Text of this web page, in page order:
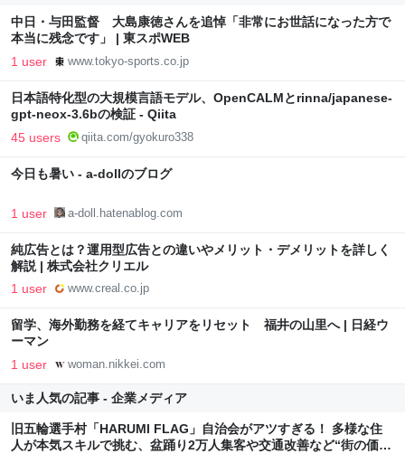
中日・与田監督 大島康徳さんを追悼「非常にお世話になった方で
本当に残念です」 | 東スポWEB
1 user www.tokyo-sports.co.jp
日本語特化型の大規模言語モデル、OpenCALMとrinna/japanese-
gpt-neox-3.6bの検証 - Qiita
45 users qiita.com/gyokuro338
今日も暑い - a-dollのブログ
1 user a-doll.hatenablog.com
純広告とは？運用型広告との違いやメリット・デメリットを詳しく
解説 | 株式会社クリエル
1 user www.creal.co.jp
留学、海外勤務を経てキャリアをリセット 福井の山里へ | 日経ウ
ーマン
1 user woman.nikkei.com
いま人気の記事 - 企業メディア
旧五輪選手村「HARUMI FLAG」自治会がアツすぎる！ 多様な住
人が本気スキルで挑む、盆踊り2万人集客や交通改善など“街の価値